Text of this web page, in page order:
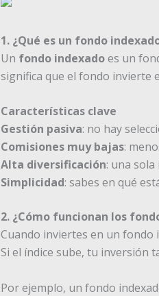
1. ¿Qué es un fondo
Un fondo indexadoes un
significa que el fondo invierte
Características clave
Gestión pasiva: no hay
Comisiones muy bajas:
Alta diversificación: una sola
Simplicidad: sabes en qué
2. ¿Cómo funcionan los
Cuando inviertes en un fondo
Si el índice sube, tu inversión
Por ejemplo, un fondo